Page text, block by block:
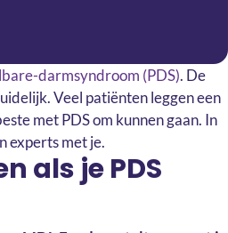
darmsyndroom (PDS). De
Veel patiënten leggen een
met PDS om kunnen gaan. In
experts met je.
als je PDS